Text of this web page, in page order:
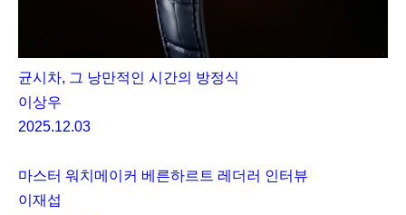
균시차, 그 낭만적인 시간의 방정식
이상우
2025.12.03
마스터 워치메이커 베른하르트 레더러 인터뷰
이재섭